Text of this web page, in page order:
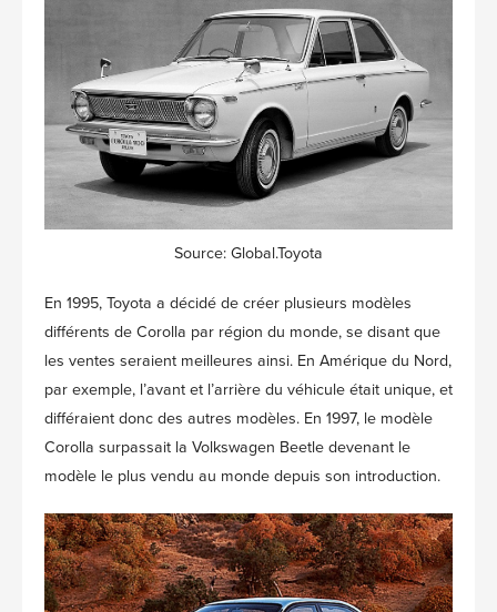
Source: Global.Toyota
En 1995, Toyota a décidé de créer plusieurs modèles
différents de Corolla par région du monde, se disant que
les ventes seraient meilleures ainsi. En Amérique du Nord,
par exemple, l’avant et l’arrière du véhicule était unique, et
différaient donc des autres modèles. En 1997, le modèle
Corolla surpassait la Volkswagen Beetle devenant le
modèle le plus vendu au monde depuis son introduction.